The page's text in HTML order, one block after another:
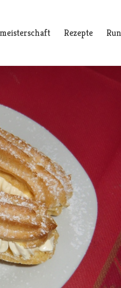
Rezepte